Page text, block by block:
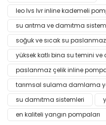
Görüş ve önerileriniz için
Ürün resmi kalitesiz,
Ürün açıklamasında
Ürün bilgilerinde hatalar
Ürün fiyatı diğer sitelerden
Bu ürüne benzer farklı
leo lvs lvr inline kademeli
su arıtma ve damıtma
soğuk ve sıcak su
yüksek katlı bina su temini ve
paslanmaz çelik inline
tarımsal sulama damlama
su damıtma sistemleri
en kaliteli yangın pompaları